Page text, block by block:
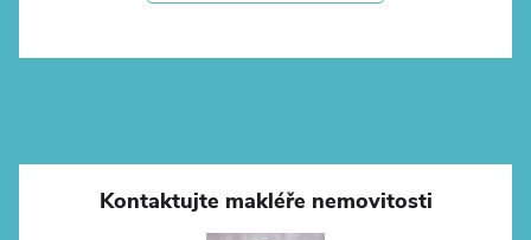
Kontaktujte makléře nemovitosti